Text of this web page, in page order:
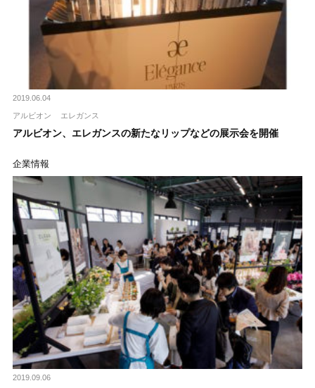
2019.06.04
アルビオン エレガンス
アルビオン、エレガンスの新たなリップなどの展示会を開催
企業情報
2019.09.06